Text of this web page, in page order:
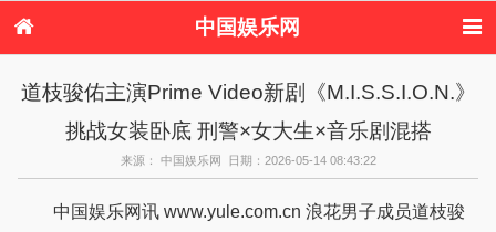
中国娱乐网
电视剧
演唱会 综艺节目
偶像活动
热周边
道枝骏佑主演Prime Video新剧《M.I.S.S.I.O.N.》
挑战女装卧底 刑警×女大生×音乐剧混搭
来源： 中国娱乐网 日期：2026-05-14 08:43:22
中国娱乐网讯 www.yule.com.cn 浪花男子成员道枝骏